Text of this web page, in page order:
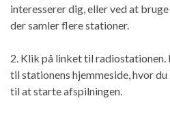
interesserer dig, eller ved at
der samler flere stationer.
2. Klik på linket til
til stationens hjemmeside, hvor
til at starte afspilningen.